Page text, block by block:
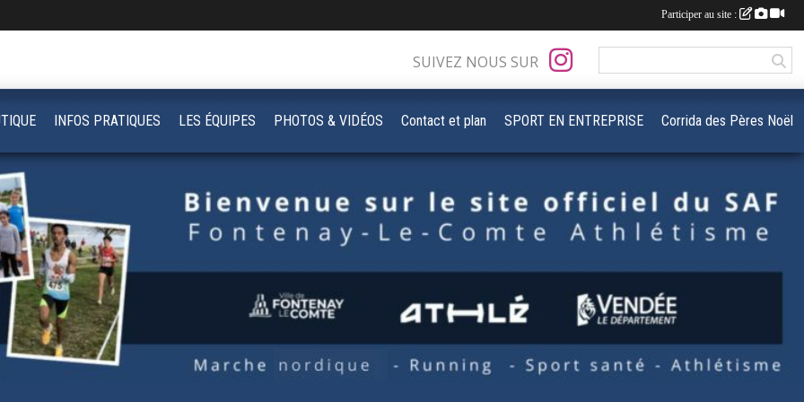
SUIVEZ NOUS SUR
INFOS PRATIQUES LES ÉQUIPES PHOTOS & VIDÉOS Contact et plan SPORT EN ENTREPRISE Corrida des Pères Noël
Participer au site :